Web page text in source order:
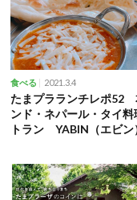
食べる 2021.3.4
たまプラランチレポ52
ンド・ネパール・タイ料
トラン YABIN（エビン